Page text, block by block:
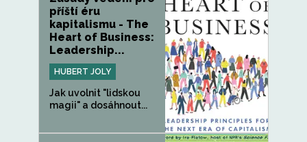
příští éru
kapitalismu - The
Heart of Business:
Leadership...
HUBERT JOLY
Jak uvolnit "lidskou
magii" a dosáhnout...